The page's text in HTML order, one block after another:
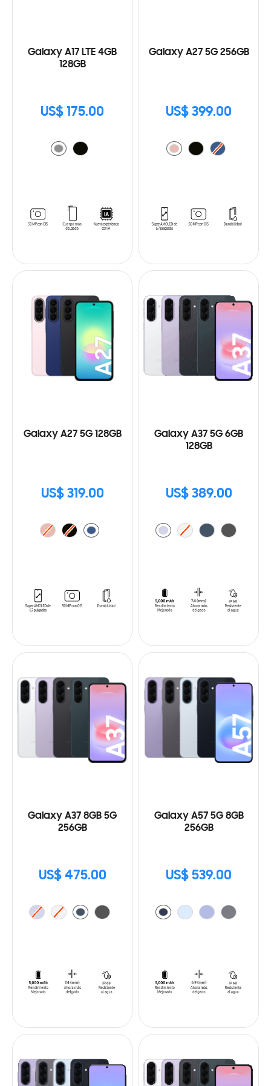
Galaxy A17 LTE 4GB
128GB
US$ 175.00
Galaxy A27 5G 256GB
US$ 399.00
Galaxy A27 5G 128GB
US$ 319.00
Galaxy A37 5G 6GB
128GB
US$ 389.00
Galaxy A37 8GB 5G
256GB
US$ 475.00
Galaxy A57 5G 8GB
256GB
US$ 539.00